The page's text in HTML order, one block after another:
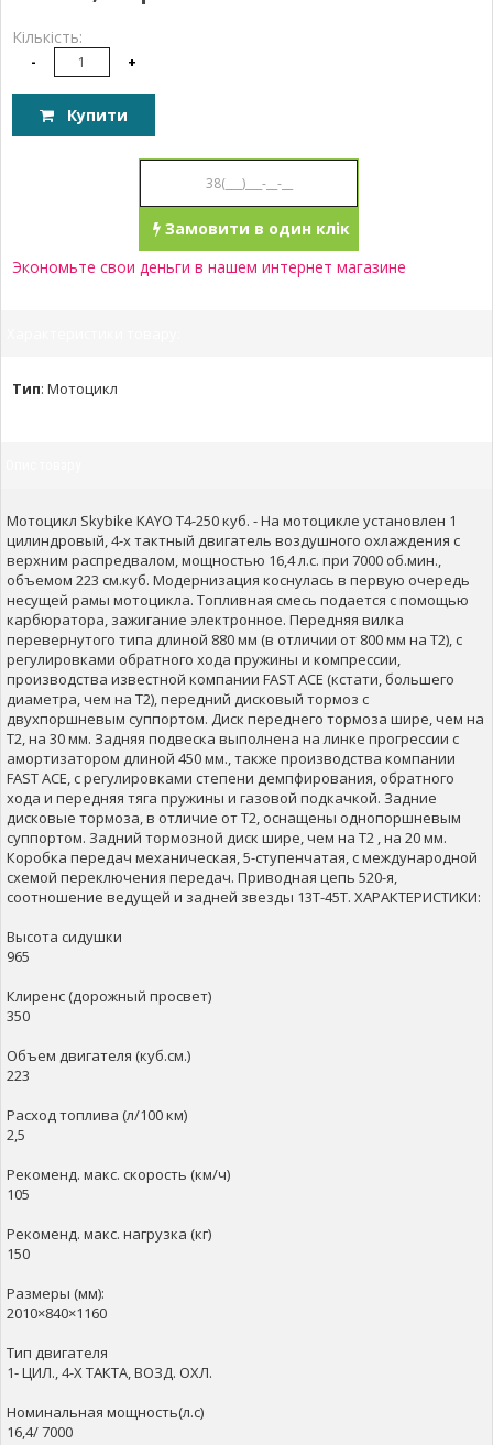
Кількість:
- +
Купити
Замовити в один клік
Экономьте свои деньги в нашем интернет магазине
Тип: Мотоцикл
Мотоцикл Skybike KAYO T4-250 куб. - На мотоцикле установлен 1
цилиндровый, 4-х тактный двигатель воздушного охлаждения с
верхним распредвалом, мощностью 16,4 л.с. при 7000 об.мин.,
объемом 223 см.куб. Модернизация коснулась в первую очередь
несущей рамы мотоцикла. Топливная смесь подается с помощью
карбюратора, зажигание электронное. Передняя вилка
перевернутого типа длиной 880 мм (в отличии от 800 мм на T2), с
регулировками обратного хода пружины и компрессии,
производства известной компании FAST ACE (кстати, большего
диаметра, чем на T2), передний дисковый тормоз с
двухпоршневым суппортом. Диск переднего тормоза шире, чем на
T2, на 30 мм. Задняя подвеска выполнена на линке прогрессии с
амортизатором длиной 450 мм., также производства компании
FAST ACE, с регулировками степени демпфирования, обратного
хода и передняя тяга пружины и газовой подкачкой. Задние
дисковые тормоза, в отличие от T2, оснащены однопоршневым
суппортом. Задний тормозной диск шире, чем на Т2 , на 20 мм.
Коробка передач механическая, 5-ступенчатая, с международной
схемой переключения передач. Приводная цепь 520-я,
соотношение ведущей и задней звезды 13Т-45Т. ХАРАКТЕРИСТИКИ:
Высота сидушки
965
Клиренс (дорожный просвет)
350
Объем двигателя (куб.см.)
223
Расход топлива (л/100 км)
2,5
Рекоменд. макс. скорость (км/ч)
105
Рекоменд. макс. нагрузка (кг)
150
Размеры (мм):
2010×840×1160
Тип двигателя
1- ЦИЛ., 4-Х ТАКТА, ВОЗД. ОХЛ.
Номинальная мощность(л.с)
16,4/ 7000